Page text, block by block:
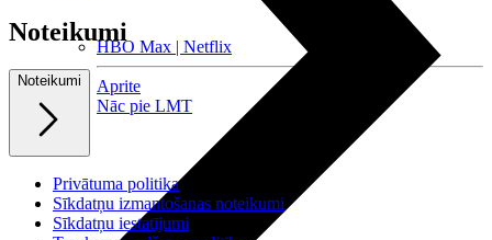
HBO Max | Netflix
Aprite
Nāc pie LMT
Noteikumi
Noteikumi
Privātuma politika
Sīkdatņu izmantošanas noteikumi
Sīkdatņu iestatījumi